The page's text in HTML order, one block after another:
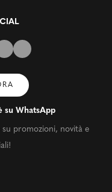
su WhatsApp
promozioni, novità e